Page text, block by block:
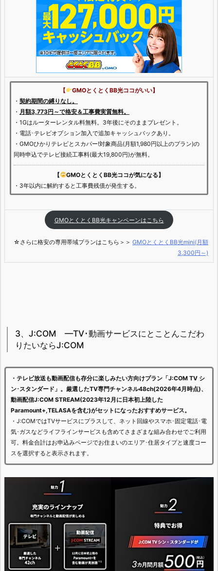
【
GMOとくとくBB光ココがいい】
・ 契約期間の縛りなし。
・ 月額3,773円～で格安＆工事費実質無料。
・1Gはルーターレンタル料無料。3年後にそのままプレゼント。
・電話･テレビオプション加入で追加キャッシュバックあり。
・GMOひかりテレビとスカパー!対象商品(月額1,980円以上のプラン)の
同時申込でテレビ接続工事料(最大19,800円)が無料。
【
GMOとくとくBB光ココが気になる】
・3年以内に解約すると工事費残債が発生する。
GMOとくとくBB光キャンペーンはこちら
☆さらに格安の専用帯域プランはこちら＞＞ GMOとくとくBB光mini(月額
3,300円～)
3、J:COM —TV･動画サービスにとことんこだわ
りたいならJ:COM
・テレビ放送も動画配信も存分に楽しみたい方向けプラン「J:COM TV シ
ン･スタンダード」。厳選したTV専門チャンネル48ch(2026年4月時点)、
動画配信J:COM STREAM(2023年12月に日本初上陸した
Paramount+,TELASAを含む)がセットになったおすすめサービス。
・J:COMではTVサービスにプラスして、ネット回線やスマホ･固定電話･電
気･ガスなどライフラインサービスも含めてさまざまな組み合わせでご利用
可。料金合計はお申込みページでお住まいのエリア･住居タイプと速度コー
スを選択すると表示されます。